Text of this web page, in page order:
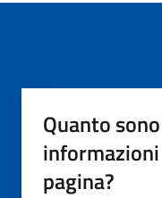
Quanto
pagina?